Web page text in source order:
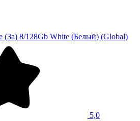
(3a) 8/128Gb White (Белый) (Global)
5,0